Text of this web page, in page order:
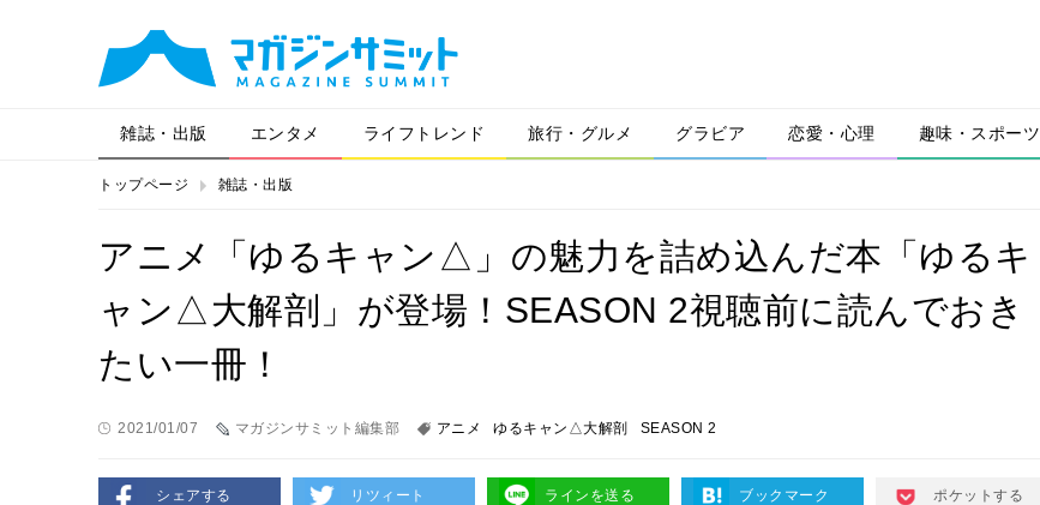
雑誌・出版 エンタメ ライフトレンド 旅行・グルメ グラビア 恋愛・心理 趣味・スポーツ
トップページ 雑誌・出版
アニメ「ゆるキャン△」の魅力を詰め込んだ本「ゆるキ
ャン△大解剖」が登場！SEASON 2視聴前に読んでおき
たい一冊！
2021/01/07 マガジンサミット編集部 アニメ ゆるキャン△大解剖 SEASON 2
シェアする リツィート ラインを送る ブックマーク ポケットする